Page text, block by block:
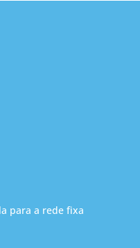
para a rede fixa